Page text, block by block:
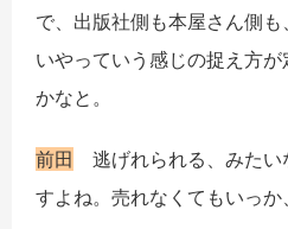
で、出版社側も本屋さん側
いやっていう感じの捉え方
かなと。
前田 逃げれられる、みたい
すよね。売れなくてもいっか